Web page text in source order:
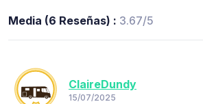
Media (6 Reseñas) : 3.67/5
ClaireDundy
15/07/2025